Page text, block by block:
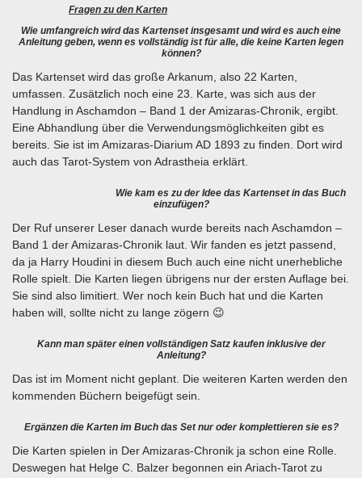
Fragen zu den Karten
Wie umfangreich wird das Kartenset insgesamt und wird es auch eine
Anleitung geben, wenn es vollständig ist für alle, die keine Karten legen
können?
Das Kartenset wird das große Arkanum, also 22 Karten,
umfassen. Zusätzlich noch eine 23. Karte, was sich aus der
Handlung in Aschamdon – Band 1 der Amizaras-Chronik, ergibt.
Eine Abhandlung über die Verwendungsmöglichkeiten gibt es
bereits. Sie ist im Amizaras-Diarium AD 1893 zu finden. Dort wird
auch das Tarot-System von Adrastheia erklärt.
Wie kam es zu der Idee das Kartenset in das Buch
einzufügen?
Der Ruf unserer Leser danach wurde bereits nach Aschamdon –
Band 1 der Amizaras-Chronik laut. Wir fanden es jetzt passend,
da ja Harry Houdini in diesem Buch auch eine nicht unerhebliche
Rolle spielt. Die Karten liegen übrigens nur der ersten Auflage bei.
Sie sind also limitiert. Wer noch kein Buch hat und die Karten
haben will, sollte nicht zu lange zögern 😉
Kann man später einen vollständigen Satz kaufen inklusive der
Anleitung?
Das ist im Moment nicht geplant. Die weiteren Karten werden den
kommenden Büchern beigefügt sein.
Ergänzen die Karten im Buch das Set nur oder komplettieren sie es?
Die Karten spielen in Der Amizaras-Chronik ja schon eine Rolle.
Deswegen hat Helge C. Balzer begonnen ein Ariach-Tarot zu